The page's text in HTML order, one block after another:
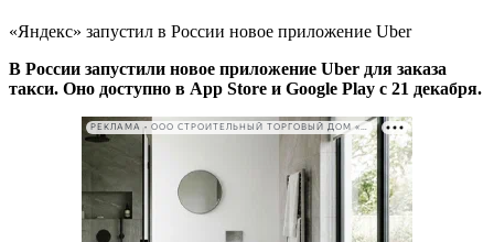
«Яндекс» запустил в России новое приложение Uber
В России запустили новое приложение Uber для заказа
такси. Оно доступно в App Store и Google Play с 21 декабря.
РЕКЛАМА • ООО СТРОИТЕЛЬНЫЙ ТОРГОВЫЙ ДОМ «ПЕТРОВИЧ». ИНН: 7802348846